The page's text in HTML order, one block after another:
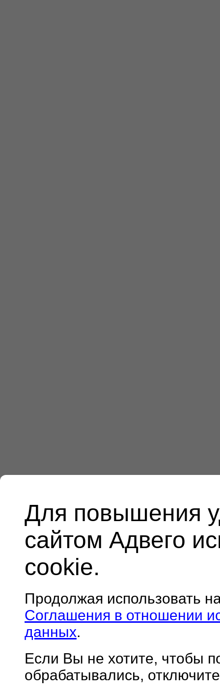
Для повышения
сайтом Адвего
cookie.
Продолжая использовать
Соглашения в отношении
данных.
Если Вы не хотите, чтобы
обрабатывались,